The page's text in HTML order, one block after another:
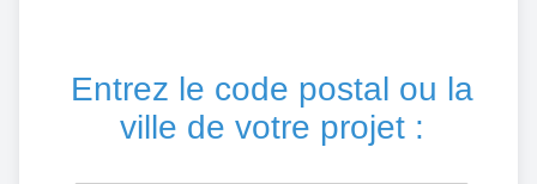
Entrez le code postal ou la
ville de votre projet :